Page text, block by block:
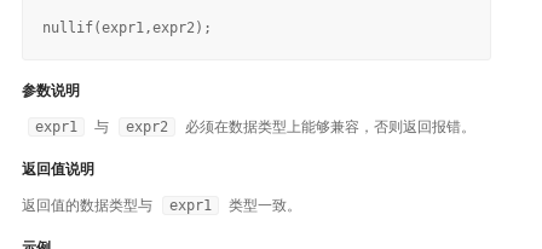
参数说明
expr1 与 expr2 必须在数据类型上能够兼容，否则返回报错。
返回值说明
返回值的数据类型与 expr1 类型一致。